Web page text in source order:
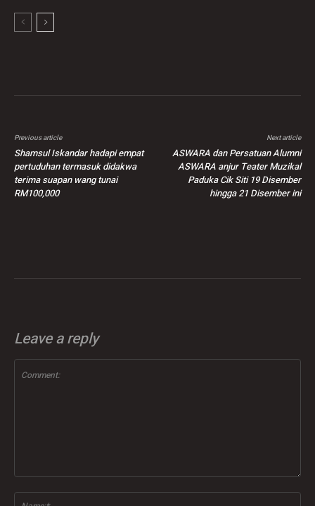
Previous article
Shamsul Iskandar hadapi empat
pertuduhan termasuk didakwa
terima suapan wang tunai
RM100,000
Next article
ASWARA dan Persatuan Alumni
ASWARA anjur Teater Muzikal
Paduka Cik Siti 19 Disember
hingga 21 Disember ini
Leave a reply